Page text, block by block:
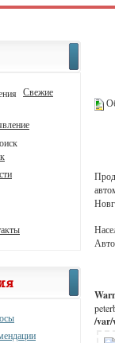
/
Свежие